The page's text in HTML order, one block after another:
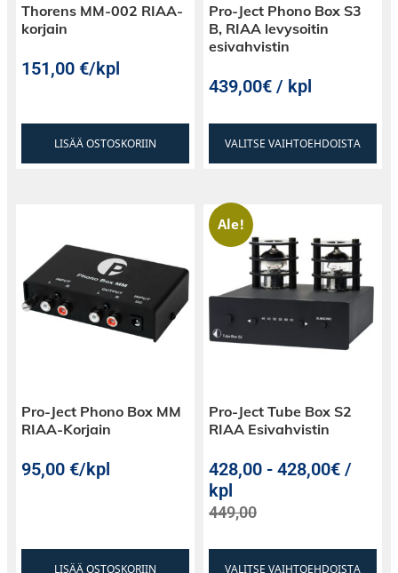
Thorens MM-002 RIAA-
korjain
151,00€/kpl
LISÄÄ OSTOSKORIIN
Pro-Ject Phono Box S3
B, RIAA levysoitin
esivahvistin
439,00€ / kpl
VALITSE VAIHTOEHDOISTA
Pro-Ject Phono Box MM
RIAA-Korjain
95,00€/kpl
LISÄÄ OSTOSKORIIN
Ale!
Pro-Ject Tube Box S2
RIAA Esivahvistin
428,00 -428,00€ /
kpl
449,00
VALITSE VAIHTOEHDOISTA